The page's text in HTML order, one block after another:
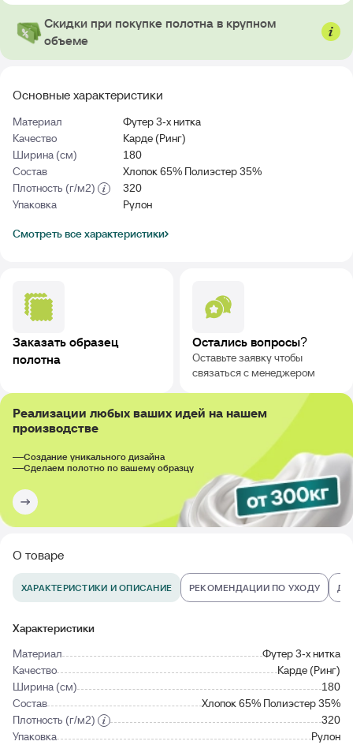
Основные характеристики
Материал
Футер 3-х нитка
Качество
Карде (Ринг)
Ширина (см)
180
Состав
Хлопок 65% Полиэстер 35%
Плотность (г/м2)
320
Упаковка
Рулон
Смотреть все характеристики
Скидки при покупке полотна в крупном
объеме
Заказать образец
полотна
Остались вопросы?
Оставьте заявку чтобы
связаться с менеджером
Реализации любых ваших идей на нашем
производстве
Создание уникального дизайна
Сделаем полотно по вашему образцу
О товаре
ХАРАКТЕРИСТИКИ И ОПИСАНИЕ РЕКОМЕНДАЦИИ ПО УХОДУ
Характеристики
Материал
Футер 3-х нитка
Качество
Карде (Ринг)
Ширина (см)
180
Состав
Хлопок 65% Полиэстер 35%
Плотность (г/м2)
320
Упаковка
Рулон